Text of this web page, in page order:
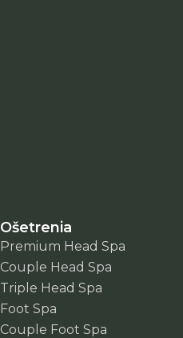
Ošetrenia
Premium Head Spa
Couple Head Spa
Triple Head Spa
Foot Spa
Couple Foot Spa